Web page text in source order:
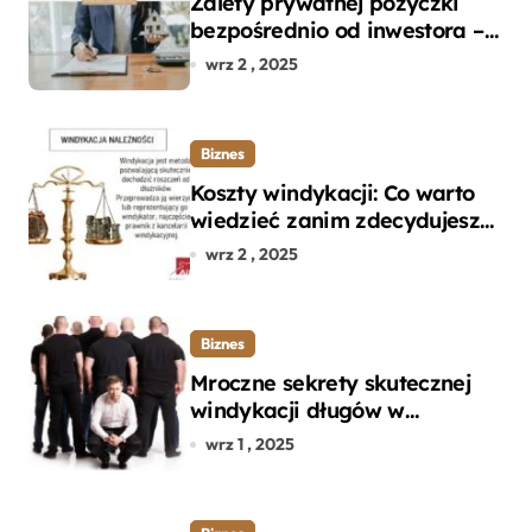
bezpośrednio od inwestora –
dlaczego warto?
wrz 2 , 2025
Biznes
Koszty windykacji: Co warto
wiedzieć zanim zdecydujesz
się na odzyskanie długu?
wrz 2 , 2025
Biznes
Mroczne sekrety skutecznej
windykacji długów w
departamencie windykacji
wrz 1 , 2025